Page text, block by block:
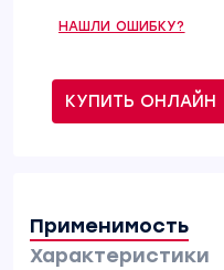
НАШЛИ ОШИБКУ?
КУПИТЬ ОНЛАЙН
Применимость
Характеристики